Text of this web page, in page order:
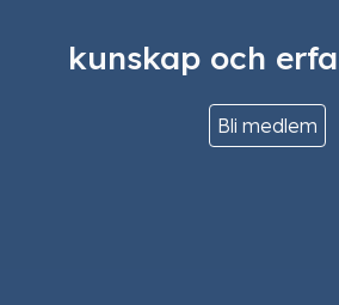
kunskap och
Bli medlem